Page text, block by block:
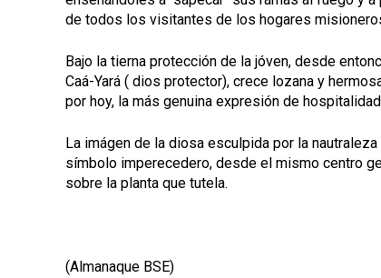
de todos los visitantes de los hogares
Bajo la tierna protección de la jóven, desde
Caá-Yará ( dios protector), crece lozana y
por hoy, la más genuina expresión de
La imágen de la diosa esculpida por la
símbolo imperecedero, desde el mismo centro
sobre la planta que tutela.
(Almanaque BSE)